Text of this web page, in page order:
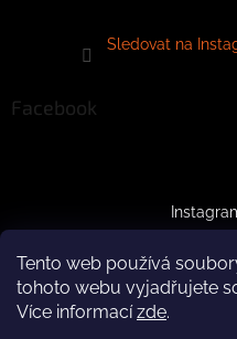
Tento web používá
tohoto webu vyjadřujete
Více informacízde.
Sledovat na
Facebook